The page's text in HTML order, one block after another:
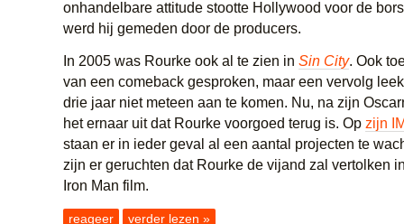
onhandelbare attitude stootte Hollywood voor de
werd hij gemeden door de producers.
In 2005 was Rourke ook al te zien in Sin City. Ook
van een comeback gesproken, maar een vervolg
drie jaar niet meteen aan te komen. Nu, na zijn
het ernaar uit dat Rourke voorgoed terug is. Op zijn
staan er in ieder geval al een aantal projecten te
zijn er geruchten dat Rourke de vijand zal vertolken
Iron Man film.
reageer verder lezen »